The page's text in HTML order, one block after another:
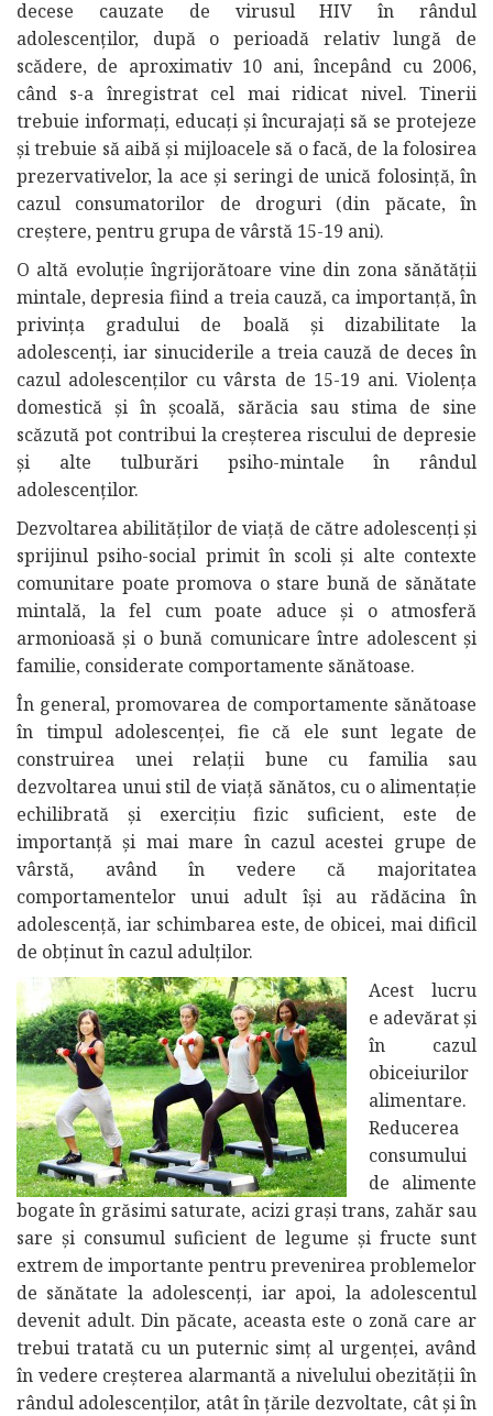
decese cauzate de virusul HIV în rândul
adolescenţilor, după o perioadă relativ lungă de
scădere, de aproximativ 10 ani, începând cu 2006,
când s-a înregistrat cel mai ridicat nivel. Tinerii
trebuie informaţi, educaţi şi încurajaţi să se protejeze
şi trebuie să aibă şi mijloacele să o facă, de la folosirea
prezervativelor, la ace şi seringi de unică folosinţă, în
cazul consumatorilor de droguri (din păcate, în
creştere, pentru grupa de vârstă 15-19 ani).
O altă evoluţie îngrijorătoare vine din zona sănătăţii
mintale, depresia fiind a treia cauză, ca importanţă, în
privinţa gradului de boală şi dizabilitate la
adolescenţi, iar sinuciderile a treia cauză de deces în
cazul adolescenţilor cu vârsta de 15-19 ani. Violenţa
domestică şi în şcoală, sărăcia sau stima de sine
scăzută pot contribui la creşterea riscului de depresie
şi alte tulburări psiho-mintale în rândul
adolescenţilor.
Dezvoltarea abilităţilor de viaţă de către adolescenţi şi
sprijinul psiho-social primit în scoli şi alte contexte
comunitare poate promova o stare bună de sănătate
mintală, la fel cum poate aduce şi o atmosferă
armonioasă şi o bună comunicare între adolescent şi
familie, considerate comportamente sănătoase.
În general, promovarea de comportamente sănătoase
în timpul adolescenţei, fie că ele sunt legate de
construirea unei relaţii bune cu familia sau
dezvoltarea unui stil de viaţă sănătos, cu o alimentaţie
echilibrată şi exerciţiu fizic suficient, este de
importanţă şi mai mare în cazul acestei grupe de
vârstă, având în vedere că majoritatea
comportamentelor unui adult îşi au rădăcina în
adolescenţă, iar schimbarea este, de obicei, mai dificil
de obţinut în cazul adulţilor.
Acest lucru
e adevărat şi
în cazul
obiceiurilor
alimentare.
Reducerea
consumului
de alimente
bogate în grăsimi saturate, acizi grași trans, zahăr sau
sare şi consumul suficient de legume şi fructe sunt
extrem de importante pentru prevenirea problemelor
de sănătate la adolescenţi, iar apoi, la adolescentul
devenit adult. Din păcate, aceasta este o zonă care ar
trebui tratată cu un puternic simț al urgenţei, având
în vedere creşterea alarmantă a nivelului obezităţii în
rândul adolescenţilor, atât în ţările dezvoltate, cât şi în